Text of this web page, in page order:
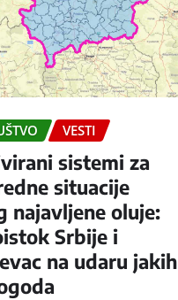
VESTI
sistemi za
situacije
najavljene oluje:
Srbije i
na udaru jakih